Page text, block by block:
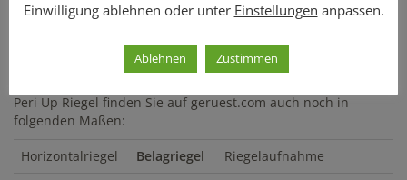
Peri Up Riegel finden Sie auf geruest.com auch noch in
folgenden Maßen:
Horizontalriegel Belagriegel
Riegelaufnahme
Einwilligung ablehnen oder unter Einstellungen anpassen.
Ablehnen Zustimmen